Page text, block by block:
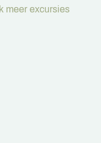
meer excursies